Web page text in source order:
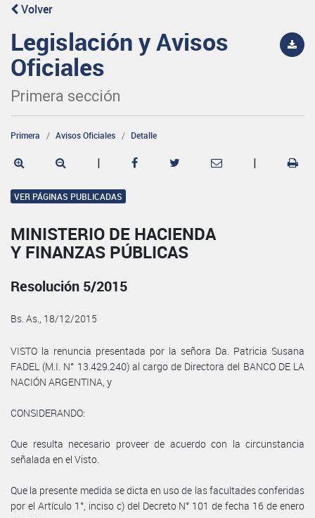
Volver
Legislación y Avisos
Oficiales
Primera sección
Primera Avisos Oficiales Detalle
| |
VER PÁGINAS PUBLICADAS
MINISTERIO DE HACIENDA
Y FINANZAS PÚBLICAS
Resolución 5/2015
Bs. As., 18/12/2015
VISTO la renuncia presentada por la señora Da. Patricia Susana
FADEL (M.I. N° 13.429.240) al cargo de Directora del BANCO DE LA
NACIÓN ARGENTINA, y
CONSIDERANDO:
Que resulta necesario proveer de acuerdo con la circunstancia
señalada en el Visto.
Que la presente medida se dicta en uso de las facultades conferidas
por el Artículo 1°, inciso c) del Decreto N° 101 de fecha 16 de enero